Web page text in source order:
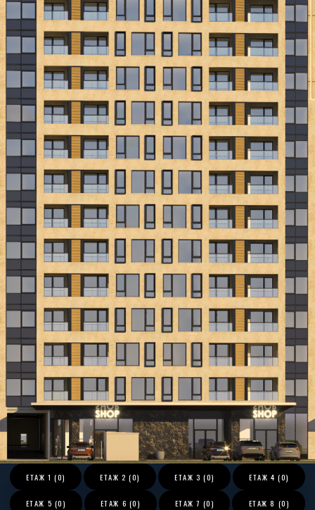
ЕТАЖ1 (0) ЕТАЖ 2 (0) ЕТАЖ 3 (0) ЕТАЖ 4 (0)
ЕТАЖ 5 (0) ЕТАЖ 6 (0) ЕТАЖ7 (0) ЕТАЖ8 (0)